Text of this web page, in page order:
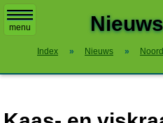
menu
Index » Nieuws »